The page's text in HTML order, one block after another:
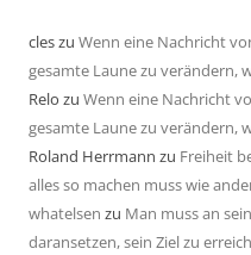
cleszu Wenn eine Nachricht
gesamte Laune zu verändern,
Relo zu Wenn eine Nachricht
gesamte Laune zu verändern,
Roland Herrmann zu Freiheit
alles so machen muss wie
whatelsen zu Man muss an
daransetzen, sein Ziel zu